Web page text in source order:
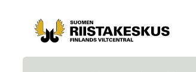
Siirry sisältöön
Siirry sivustokarttaan